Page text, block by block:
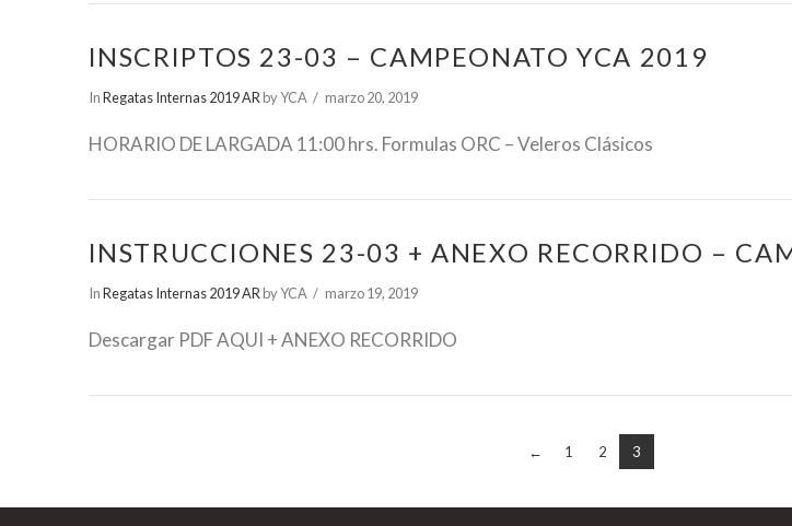
INSCRIPTOS 23-03 – CAMPEONATO YCA 2019
InRegatas Internas 2019 AR by YCA marzo 20, 2019
HORARIO DE LARGADA 11:00 hrs. Formulas ORC – Veleros Clásicos
INSTRUCCIONES 23-03 + ANEXO RECORRIDO –
InRegatas Internas 2019 AR by YCA marzo 19, 2019
Descargar PDF AQUI + ANEXO RECORRIDO
← 1 2 3